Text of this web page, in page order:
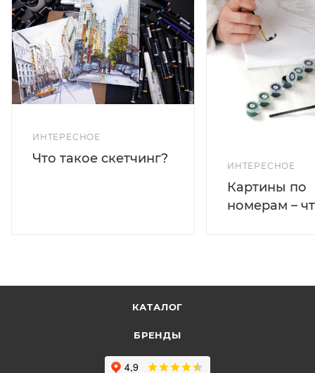
ИНТЕРЕСНОЕ
Что такое скетчинг?
ИНТЕРЕСНОЕ
Картины по
номерам –
КАТАЛОГ
БРЕНДЫ